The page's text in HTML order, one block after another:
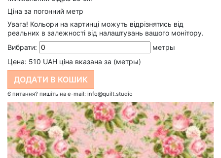
Ціна за погонний метр
Увага! Кольори на картинці можуть відрізнятись від
реальних в залежності від налаштувань вашого монітору.
Вибрати:
метры
Цена: 510 UAH ціна вказана за (метры)
Є питання? пишіть на e-mail: info@quilt.studio